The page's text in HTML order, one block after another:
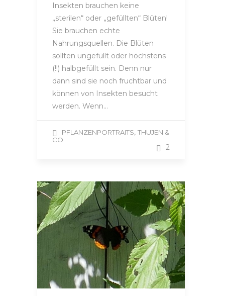
Insekten brauchen keine
„sterilen“ oder „gefüllten“ Blüten!
Sie brauchen echte
Nahrungsquellen. Die Blüten
sollten ungefüllt oder höchstens
(!!) halbgefüllt sein. Denn nur
dann sind sie noch fruchtbar und
können von Insekten besucht
werden. Wenn…
PFLANZENPORTRAITS, THUJEN &
CO
2